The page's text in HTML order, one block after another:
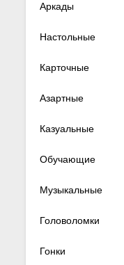
Аркады
Настольные
Карточные
Азартные
Казуальные
Обучающие
Музыкальные
Головоломки
Гонки